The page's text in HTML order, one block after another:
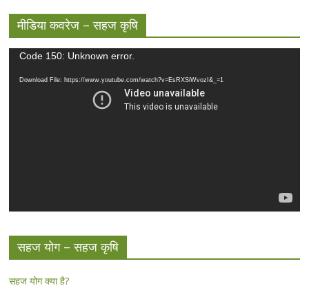
मीडिया कवरेज – सहज कृषि
Video
Code 150: Unknown error.
Download File: https://www.youtube.com/watch?v=EsRXSiWvozI&_=1
सहज योग – सहज कृषि
सहज योग क्या है?